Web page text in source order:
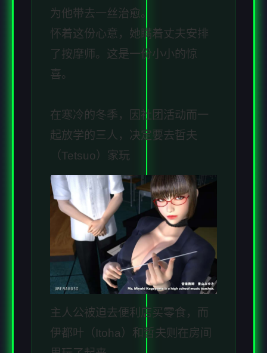
为他带去一丝治愈。
怀着这份心意，她瞒着丈夫安排
了按摩师。这是一份小小的惊
喜。
在寒冷的冬季，因社团活动而一
起放学的三人，决定要去哲夫
（Tetsuo）家玩
主人公被迫去便利店买零食，而
伊都叶（Itoha）和哲夫则在房间